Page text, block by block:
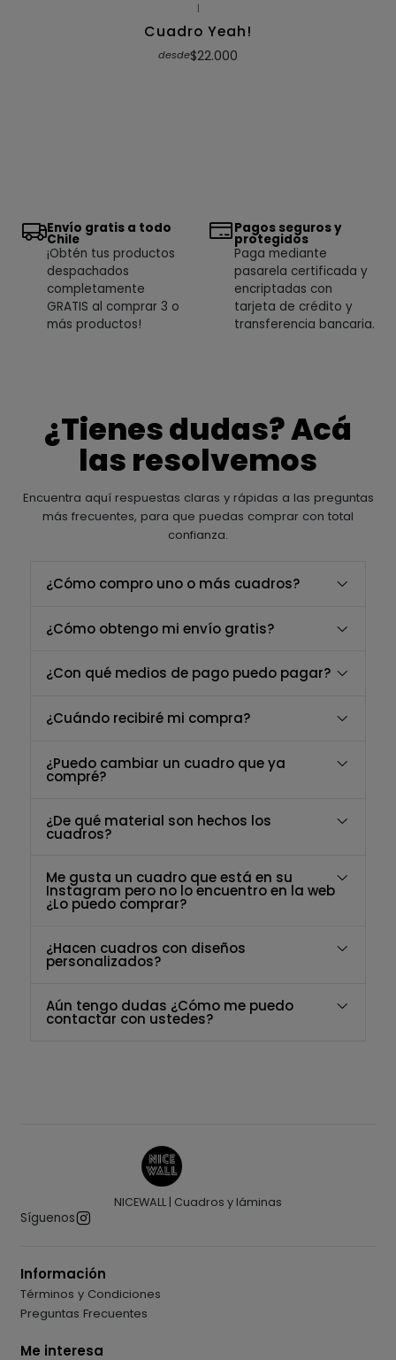
|
Cuadro Yeah!
desde$22.000
Envío gratis a todo
Chile
¡Obtén tus productos
despachados
completamente
GRATIS al comprar 3 o
más productos!
Pagos seguros y
protegidos
Paga mediante
pasarela certificada y
encriptadas con
tarjeta de crédito y
transferencia bancaria.
¿Tienes dudas? Acá
las resolvemos
Encuentra aquí respuestas claras y rápidas a las preguntas
más frecuentes, para que puedas comprar con total
confianza.
¿Cómo compro uno o más cuadros?
¿Cómo obtengo mi envío gratis?
¿Con qué medios de pago puedo pagar?
¿Cuándo recibiré mi compra?
¿Puedo cambiar un cuadro que ya
compré?
¿De qué material son hechos los
cuadros?
Me gusta un cuadro que está en su
Instagram pero no lo encuentro en la web
¿Lo puedo comprar?
¿Hacen cuadros con diseños
personalizados?
Aún tengo dudas ¿Cómo me puedo
contactar con ustedes?
NICEWALL | Cuadros y láminas
Síguenos
Información
Términos y Condiciones
Preguntas Frecuentes
Me interesa